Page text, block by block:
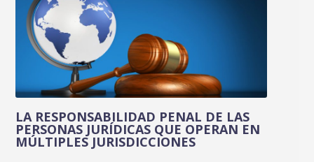
LA RESPONSABILIDAD PENAL DE LAS
PERSONAS JURÍDICAS QUE OPERAN EN
MÚLTIPLES JURISDICCIONES